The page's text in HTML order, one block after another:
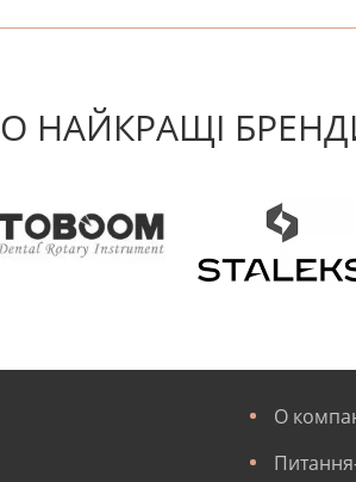
можете стати першим! Будьте
НАЙКРАЩІ
О